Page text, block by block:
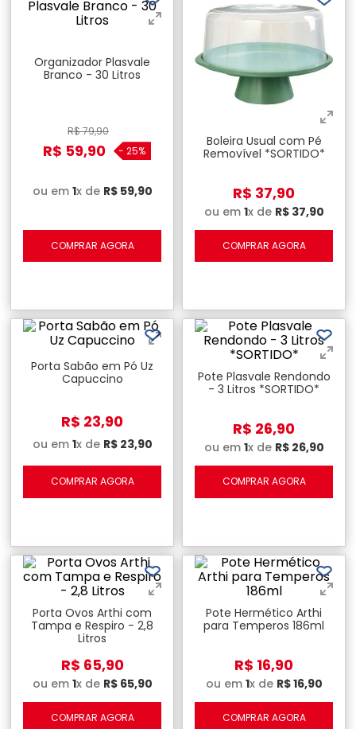
Organizador Plasvale
Branco - 30 Litros
R$79,90
R$ 59,90 - 25%
ou em 1x de R$ 59,90
COMPRAR AGORA
Boleira Usual com Pé
Removível *SORTIDO*
R$ 37,90
ou em 1x de R$ 37,90
COMPRAR AGORA
Porta Sabão em Pó Uz
Capuccino
R$ 23,90
ou em 1x de R$ 23,90
COMPRAR AGORA
Pote Plasvale Rendondo
- 3 Litros *SORTIDO*
R$ 26,90
ou em 1x de R$ 26,90
COMPRAR AGORA
Porta Ovos Arthi com
Tampa e Respiro - 2,8
Litros
R$ 65,90
ou em 1x de R$ 65,90
COMPRAR AGORA
Pote Hermético Arthi
para Temperos 186ml
R$ 16,90
ou em 1x de R$16,90
COMPRAR AGORA